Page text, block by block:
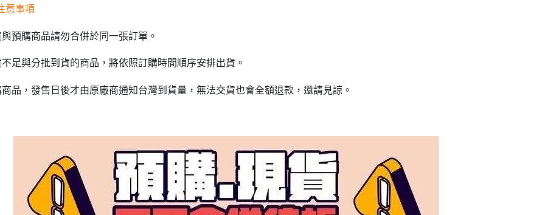
意事項
預購商品請勿合併於同一張訂單。
足與分批到貨的商品，將依照訂購時間順序安排出貨。
品，發售日後才由原廠商通知台灣到貨量，無法交貨也會全額退款，還請見諒。